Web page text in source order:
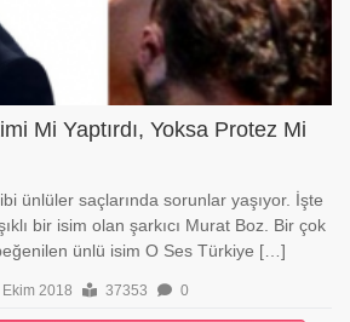
Mi Yaptırdı, Yoksa Protez Mi
ünlüler saçlarında sorunlar yaşıyor. İşte
bir isim olan şarkıcı Murat Boz. Bir çok
ünlü isim O Ses Türkiye […]
2018 37353 0